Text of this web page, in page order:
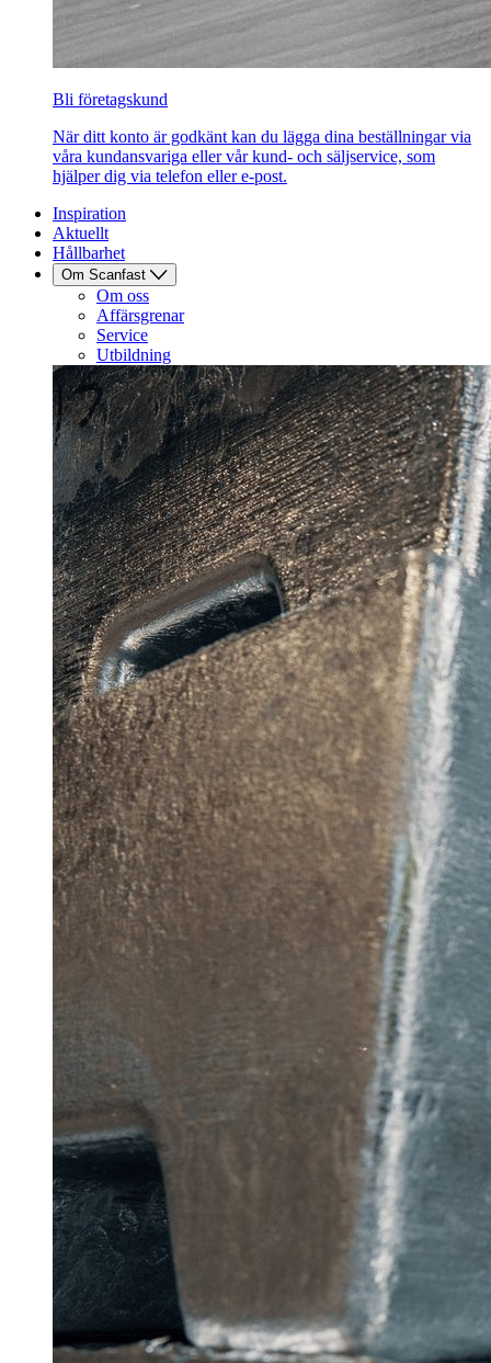
Bli företagskund
När ditt konto är godkänt kan du lägga dina beställningar via
våra kundansvariga eller vår kund- och säljservice, som
hjälper dig via telefon eller e-post.
Inspiration
Aktuellt
Hållbarhet
Om Scanfast
Om oss
Affärsgrenar
Service
Utbildning